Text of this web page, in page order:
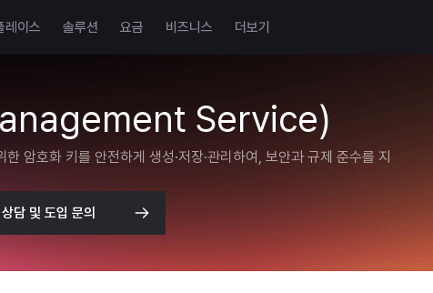
레이스 솔루션 요금 비즈니스 더보기
Service)
암호화 키를 안전하게 생성·저장·관리하여, 보안과 규제 준수를 지
상담 및 도입 문의